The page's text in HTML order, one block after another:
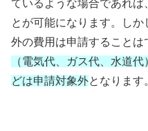
ているような場合であれば
とが可能になります。し
外の費用は申請することは
（電気代、ガス代、水道
どは申請対象外となります